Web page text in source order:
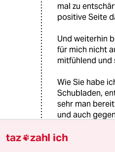
mal zu
positive Seite
Und weiterhin
für mich nicht
mitfühlend und
Wie Sie habe
Schubladen,
sehr man
und auch
taz zahl ich